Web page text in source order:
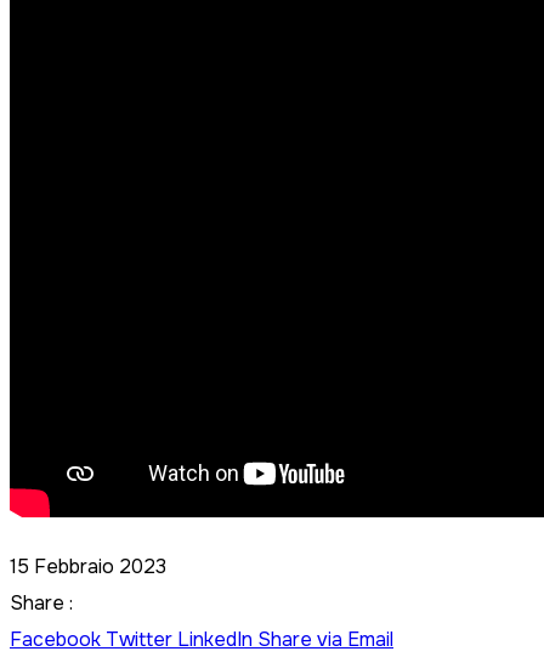
15 Febbraio 2023
Share :
Facebook Twitter LinkedIn Share via Email